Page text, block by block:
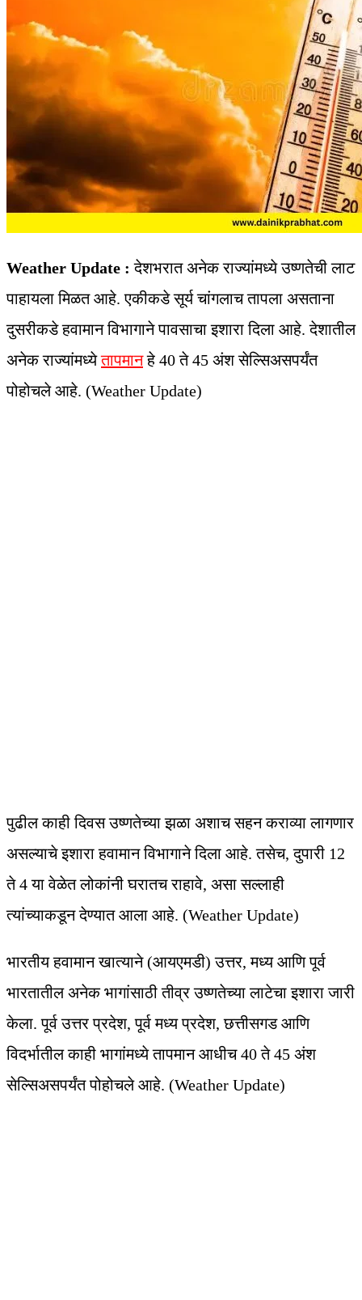
Weather Update : देशभरात अनेक राज्‍यांमध्‍ये उष्णतेची लाट
पाहायला मिळत आहे. एकीकडे सूर्य चांगलाच तापला असताना
दुसरीकडे हवामान विभागाने पावसाचा इशारा दिला आहे. देशातील
अनेक राज्यांमध्येतापमानहे 40 ते 45 अंश सेल्सिअसपर्यंत
पोहोचले आहे. (Weather Update)
पुढील काही दिवस उष्णतेच्या झळा अशाच सहन कराव्या लागणार
असल्याचे इशारा हवामान विभागाने दिला आहे. तसेच, दुपारी 12
ते 4 या वेळेत लोकांनी घरातच राहावे, असा सल्लाही
त्यांच्याकडून देण्यात आला आहे. (Weather Update)
भारतीय हवामान खात्याने (आयएमडी) उत्तर, मध्य आणि पूर्व
भारतातील अनेक भागांसाठी तीव्र उष्णतेच्या लाटेचा इशारा जारी
केला. पूर्व उत्तर प्रदेश, पूर्व मध्य प्रदेश, छत्तीसगड आणि
विदर्भातील काही भागांमध्ये तापमान आधीच 40 ते 45 अंश
सेल्सिअसपर्यंत पोहोचले आहे. (Weather Update)